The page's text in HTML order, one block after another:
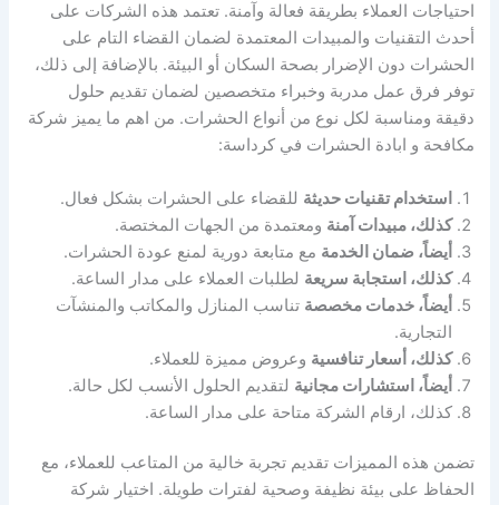
احتياجات العملاء بطريقة فعالة وآمنة. تعتمد هذه الشركات على
أحدث التقنيات والمبيدات المعتمدة لضمان القضاء التام على
الحشرات دون الإضرار بصحة السكان أو البيئة. بالإضافة إلى ذلك،
توفر فرق عمل مدربة وخبراء متخصصين لضمان تقديم حلول
دقيقة ومناسبة لكل نوع من أنواع الحشرات. من اهم ما يميز شركة
مكافحة و ابادة الحشرات في كرداسة:
استخدام تقنيات حديثة للقضاء على الحشرات بشكل فعال.
كذلك، مبيدات آمنة ومعتمدة من الجهات المختصة.
أيضاً، ضمان الخدمة مع متابعة دورية لمنع عودة الحشرات.
كذلك، استجابة سريعة لطلبات العملاء على مدار الساعة.
أيضاً، خدمات مخصصة تناسب المنازل والمكاتب والمنشآت
التجارية.
كذلك، أسعار تنافسية وعروض مميزة للعملاء.
أيضاً، استشارات مجانية لتقديم الحلول الأنسب لكل حالة.
كذلك، ارقام الشركة متاحة على مدار الساعة.
تضمن هذه المميزات تقديم تجربة خالية من المتاعب للعملاء، مع
الحفاظ على بيئة نظيفة وصحية لفترات طويلة. اختيار شركة